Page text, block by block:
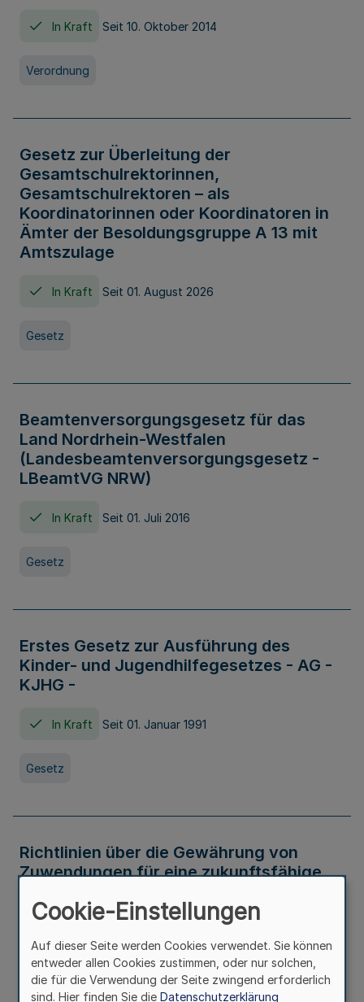
In Kraft Seit 10. Oktober 2014
Verordnung
Gesetz zur Überleitung der
Gesamtschulrektorinnen,
Gesamtschulrektoren – als
Koordinatorinnen oder Koordinatoren in
Ämter der Besoldungsgruppe A 13 mit
Amtszulage
In Kraft Seit 01. August 2026
Gesetz
Beamtenversorgungsgesetz für das
Land Nordrhein-Westfalen
(Landesbeamtenversorgungsgesetz -
LBeamtVG NRW)
In Kraft Seit 01. Juli 2016
Gesetz
Erstes Gesetz zur Ausführung des
Kinder- und Jugendhilfegesetzes - AG -
KJHG -
In Kraft Seit 01. Januar 1991
Gesetz
Richtlinien über die Gewährung von
Zuwendungen für eine zukunftsfähige
Nordrhein-Westfalen
In Kraft
Verwaltungsvorschrift
Cookie-Einstellungen
Auf dieser Seite werden Cookies verwendet. Sie können
entweder allen Cookies zustimmen, oder nur solchen,
die für die Verwendung der Seite zwingend erforderlich
sind. Hier finden Sie die Datenschutzerklärung